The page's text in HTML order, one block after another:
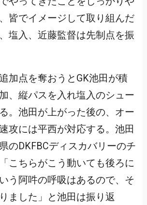
皆でイメージして取り組んだ
塩入、近藤監督は先制点を振
加点を奪おうとGK池田が積
、縦パスを入れ塩入のシュー
。池田が上がった後の、オー
攻には平西が対応する。池田
のDKFBCディスカバリーのチ
こちらがこう動いても後ろに
う阿吽の呼吸はあるので、そ
ました」と池田は振り返